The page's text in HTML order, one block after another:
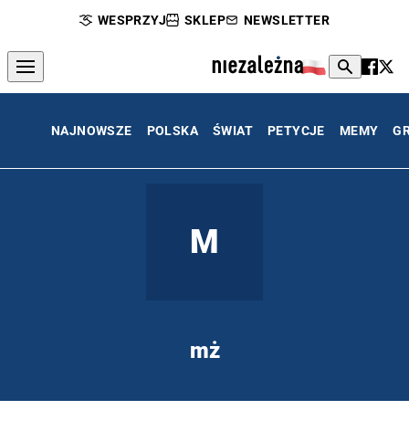
WESPRZYJ SKLEP NEWSLETTER
NAJNOWSZE POLSKA ŚWIAT PETYCJE MEMY
M
mż